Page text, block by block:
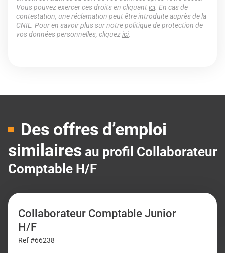
Vous pouvez exercer ces droits en cliquantici. En cas de
contestation, une réclamation peut être introduite auprès de la
CNIL. Pour en savoir plus sur notre politique de protection de
vos données personnelles, cliquezici.
Des offres d’emploi
similaires au profil Collaborateur
Comptable H/F
Collaborateur Comptable Junior
H/F
Ref #66238